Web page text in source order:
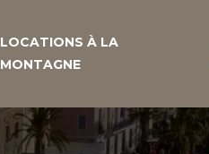
LOCATIONS À LA
MONTAGNE